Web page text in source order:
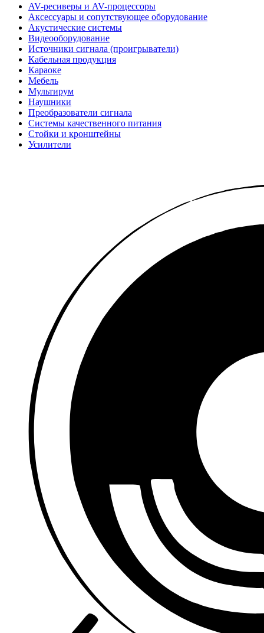
AV-ресиверы и AV-процессоры
Аксессуары и сопутствующее оборудование
Акустические системы
Видеооборудование
Источники сигнала (проигрыватели)
Кабельная продукция
Караоке
Мебель
Мультирум
Наушники
Преобразователи сигнала
Системы качественного питания
Стойки и кронштейны
Усилители